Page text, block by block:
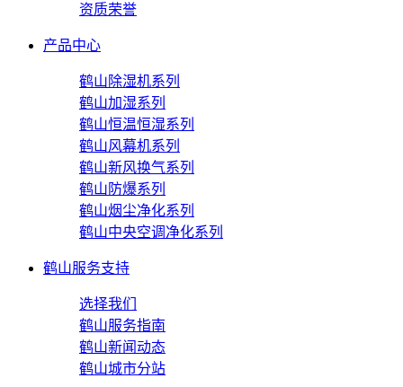
资质荣誉
产品中心
鹤山除湿机系列
鹤山加湿系列
鹤山恒温恒湿系列
鹤山风幕机系列
鹤山新风换气系列
鹤山防爆系列
鹤山烟尘净化系列
鹤山中央空调净化系列
鹤山服务支持
选择我们
鹤山服务指南
鹤山新闻动态
鹤山城市分站